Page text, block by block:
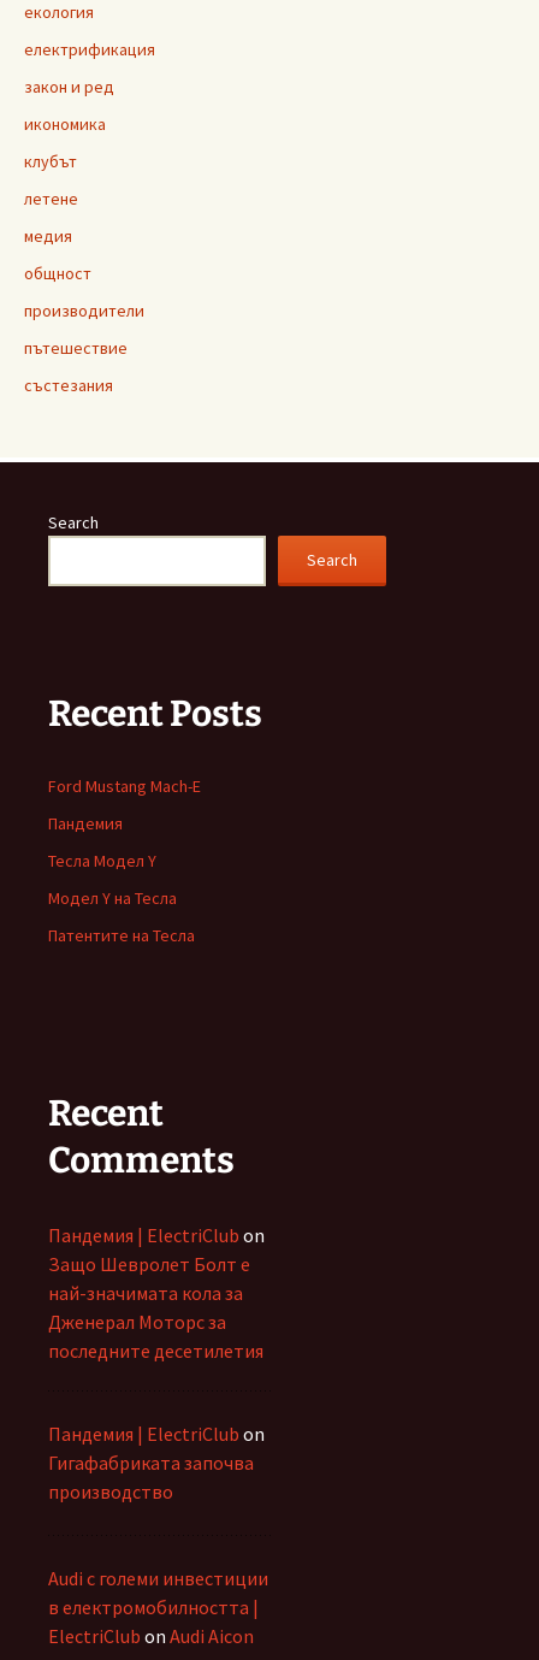
екология
електрификация
закон и ред
икономика
клубът
летене
медия
общност
производители
пътешествие
състезания
Search
Search
Recent Posts
Ford Mustang Mach-E
Пандемия
Тесла Модел Y
Модел Y на Тесла
Патентите на Тесла
Recent
Comments
Пандемия | ElectriClub on
Защо Шевролет Болт е
най-значимата кола за
Дженерал Моторс за
последните десетилетия
Пандемия | ElectriClub on
Гигафабриката започва
производство
Audi с големи инвестиции
в електромобилността |
ElectriClub on Audi Aicon